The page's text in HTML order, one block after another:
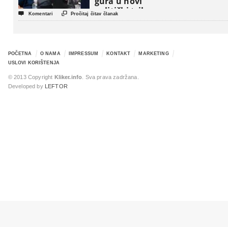
politički triler
 Komentari  Pročitaj čitav članak
POČETNA O NAMA IMPRESSUM KONTAKT
MARKETING
USLOVI KORIŠTENJA
© 2013 Copyright Kliker.info . Sva prava zadržana.
Developed by
LEFTOR